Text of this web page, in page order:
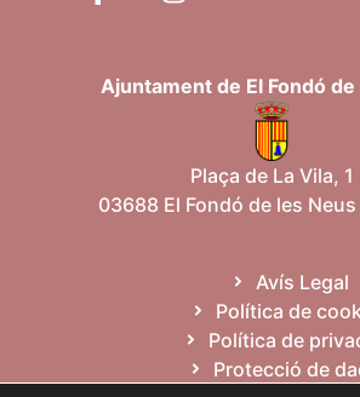
Ajuntament de El Fondó
Plaça de La Vila, 1
03688 El Fondó de les
Avís Legal
Política de
Política de
Protecció de